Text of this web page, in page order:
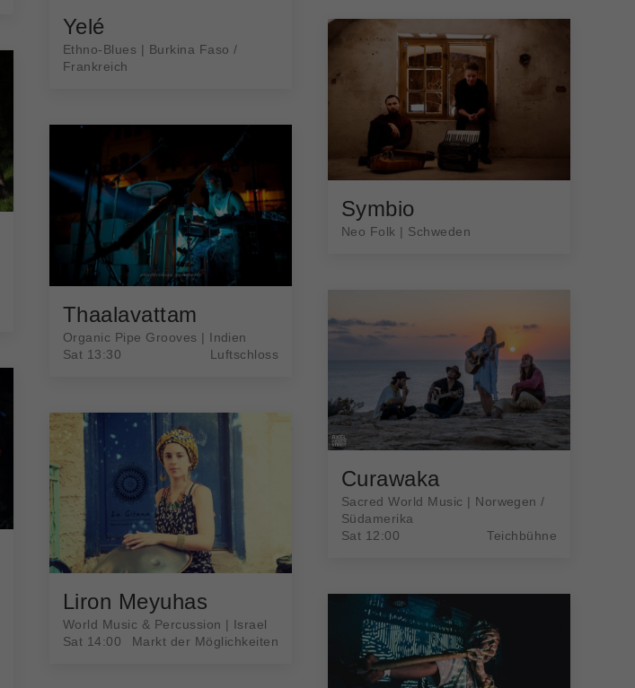
Yelé
Ethno-Blues | Burkina Faso /
Frankreich
Symbio
Neo Folk | Schweden
Thaalavattam
Organic Pipe Grooves | Indien
Sat 13:30
Luftschloss
Curawaka
Sacred World Music | Norwegen /
Südamerika
Sat 12:00
Teichbühne
Liron Meyuhas
World Music & Percussion | Israel
Sat 14:00
Markt der Möglichkeiten